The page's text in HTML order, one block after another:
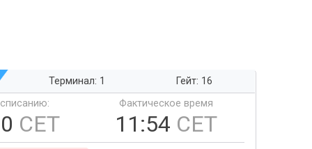
Терминал: 1
Гейт: 16
CET
Фактическое время
11:54 CET